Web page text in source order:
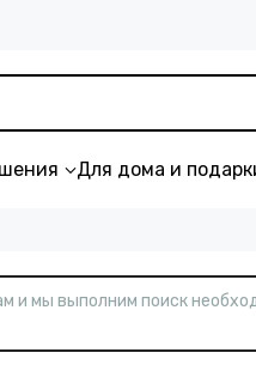
Для дома и
и мы выполним поиск